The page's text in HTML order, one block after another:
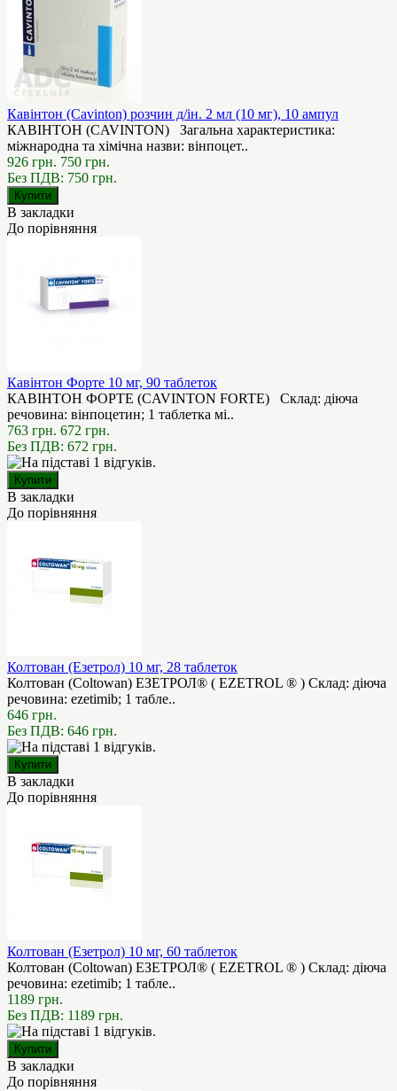
Кавінтон (Cavinton) розчин д/ін. 2 мл (10 мг), 10 ампул
КАВІНТОН (СAVINTON) Загальна характеристика:
міжнародна та хімічна назви: вінпоцет..
926 грн. 750 грн.
Без ПДВ: 750 грн.
В закладки
До порівняння
Кавінтон Форте 10 мг, 90 таблеток
КАВІНТОН ФОРТЕ (CAVINTON FORTE) Склад: діюча
речовина: вінпоцетин; 1 таблетка мі..
763 грн. 672 грн.
Без ПДВ: 672 грн.
В закладки
До порівняння
Колтован (Езетрол) 10 мг, 28 таблеток
Колтован (Coltowan) ЕЗЕТРОЛ® ( EZETROL ® ) Склад: діюча
речовина: ezetіmib; 1 табле..
646 грн.
Без ПДВ: 646 грн.
В закладки
До порівняння
Колтован (Езетрол) 10 мг, 60 таблеток
Колтован (Coltowan) ЕЗЕТРОЛ® ( EZETROL ® ) Склад: діюча
речовина: ezetіmib; 1 табле..
1189 грн.
Без ПДВ: 1189 грн.
В закладки
До порівняння